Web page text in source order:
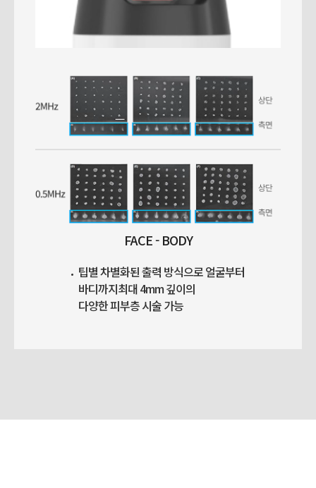
FACE - BODY
팁별 차별화된 출력 방식으로 얼굴부터
바디까지최대 4mm 깊이의
다양한 피부층 시술 가능